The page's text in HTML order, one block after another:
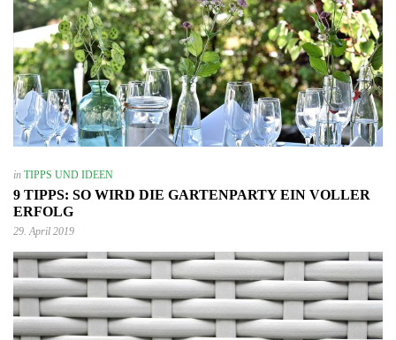
in TIPPS UND IDEEN
9 TIPPS: SO WIRD DIE GARTENPARTY EIN VOLLER
ERFOLG
29. April 2019